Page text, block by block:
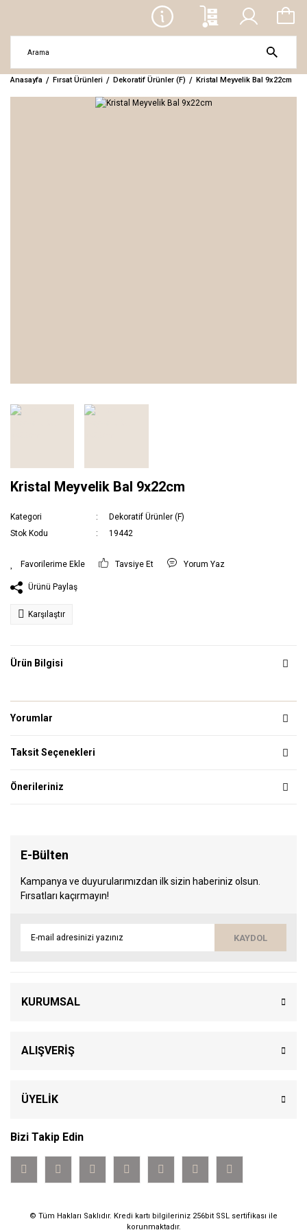
Anasayfa Fırsat Ürünleri Dekoratif Ürünler (F) Kristal Meyvelik Bal 9x22cm
Kristal Meyvelik Bal 9x22cm
Kategori
Dekoratif Ürünler (F)
Stok Kodu
19442
Tavsiye Et Yorum Yaz
Ürünü Paylaş
Karşılaştır
Ürün Bilgisi
Yorumlar
Taksit Seçenekleri
Önerileriniz
E-Bülten
Kampanya ve duyurularımızdan ilk sizin haberiniz olsun.
Fırsatları kaçırmayın!
KAYDOL
KURUMSAL
ALIŞVERİŞ
ÜYELİK
Bizi Takip Edin
© Tüm Hakları Saklıdır. Kredi kartı bilgileriniz 256bit SSL sertifikası ile
korunmaktadır.